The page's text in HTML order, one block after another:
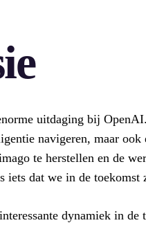
uitdaging bij
navigeren, maar
te herstellen en de
iets dat we in de toekomst
dynamiek in